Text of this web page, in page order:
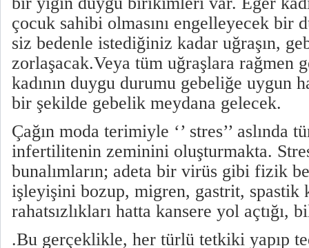
çocuk sahibi olmasını engelleyecek bir
siz bedenle istediğiniz kadar uğraşın,
zorlaşacak.Veya tüm uğraşlara rağmen
kadının duygu durumu gebeliğe uygun
bir şekilde gebelik meydana gelecek.
Çağın moda terimiyle ‘’ stres’’ aslında
infertilitenin zeminini oluşturmakta.
bunalımların; adeta bir virüs gibi fizik
işleyişini bozup, migren, gastrit,
rahatsızlıkları hatta kansere yol açtığı,
.Bu gerçeklikle, her türlü tetkiki yapıp